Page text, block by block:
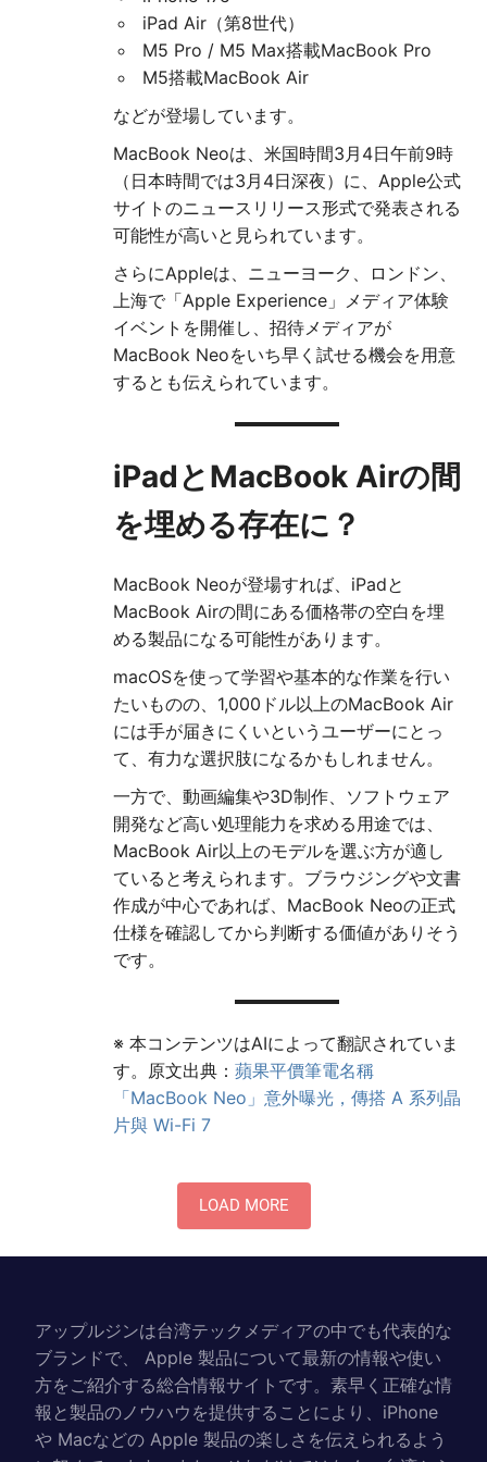
iPad Air（第8世代）
M5 Pro / M5 Max搭載MacBook Pro
M5搭載MacBook Air
などが登場しています。
MacBook Neoは、米国時間3月4日午前9時
（日本時間では3月4日深夜）に、Apple公式
サイトのニュースリリース形式で発表される
可能性が高いと見られています。
さらにAppleは、ニューヨーク、ロンドン、
上海で「Apple Experience」メディア体験
イベントを開催し、招待メディアが
MacBook Neoをいち早く試せる機会を用意
するとも伝えられています。
iPadとMacBook Airの間
を埋める存在に？
MacBook Neoが登場すれば、iPadと
MacBook Airの間にある価格帯の空白を埋
める製品になる可能性があります。
macOSを使って学習や基本的な作業を行い
たいものの、1,000ドル以上のMacBook Air
には手が届きにくいというユーザーにとっ
て、有力な選択肢になるかもしれません。
一方で、動画編集や3D制作、ソフトウェア
開発など高い処理能力を求める用途では、
MacBook Air以上のモデルを選ぶ方が適し
ていると考えられます。ブラウジングや文書
作成が中心であれば、MacBook Neoの正式
仕様を確認してから判断する価値がありそう
です。
※ 本コンテンツはAIによって翻訳されていま
す。原文出典： 蘋果平價筆電名稱
「MacBook Neo」意外曝光，傳搭 A 系列晶
片與 Wi-Fi 7
LOAD MORE
アップルジンは台湾テックメディアの中でも代表的な
ブランドで、 Apple 製品について最新の情報や使い
方をご紹介する総合情報サイトです。素早く正確な情
報と製品のノウハウを提供することにより、iPhone
や Macなどの Apple 製品の楽しさを伝えられるよう